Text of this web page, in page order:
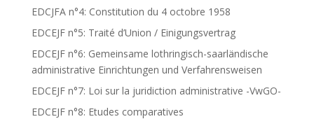
EDCJFA n°4: Constitution du 4 octobre 1958
EDCEJF n°5: Traité d’Union / Einigungsvertrag
EDCEJF n°6: Gemeinsame lothringisch-saarländische
administrative Einrichtungen und Verfahrensweisen
EDCEJF n°7: Loi sur la juridiction administrative -VwGO-
EDCEJF n°8: Etudes comparatives